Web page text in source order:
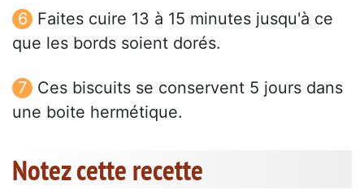
Faites cuire 13 à 15 minutes jusqu'à ce
que les bords soient dorés.
Ces biscuits se conservent 5 jours dans
une boite hermétique.
Notez cette recette